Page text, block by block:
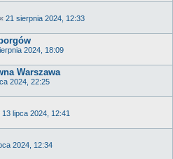
« 21 sierpnia 2024, 12:33
2024, 18:09
Warszawa
2024, 22:25
13 lipca 2024, 12:41
2024, 12:34